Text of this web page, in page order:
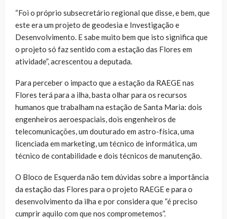
“Foi o próprio subsecretário regional que disse, e bem, que
este era um projeto de geodesia e Investigação e
Desenvolvimento. E sabe muito bem que isto significa que
o projeto só faz sentido com a estação das Flores em
atividade”, acrescentou a deputada.
Para perceber o impacto que a estação da RAEGE nas
Flores terá para a ilha, basta olhar para os recursos
humanos que trabalham na estação de Santa Maria: dois
engenheiros aeroespaciais, dois engenheiros de
telecomunicações, um douturado em astro-física, uma
licenciada em marketing, um técnico de informática, um
técnico de contabilidade e dois técnicos de manutenção.
O Bloco de Esquerda não tem dúvidas sobre a importância
da estação das Flores para o projeto RAEGE e para o
desenvolvimento da ilha e por considera que “é preciso
cumprir aquilo com que nos comprometemos”.